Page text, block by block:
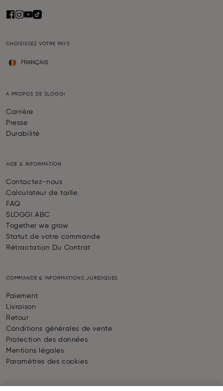
CHOISISSEZ VOTRE PAYS
FRANÇAIS
A PROPOS DE SLOGGI
Carrière
Presse
Durabilité
AIDE & INFORMATION
Contactez-nous
Calculateur de taille
FAQ
SLOGGI ABC
Together we grow
Statut de votre commande
Rétractation Du Contrat
COMMANDE & INFORMATIONS JURIDIQUES
Paiement
Livraison
Retour
Conditions générales de vente
Protection des données
Mentions légales
Paramètres des cookies